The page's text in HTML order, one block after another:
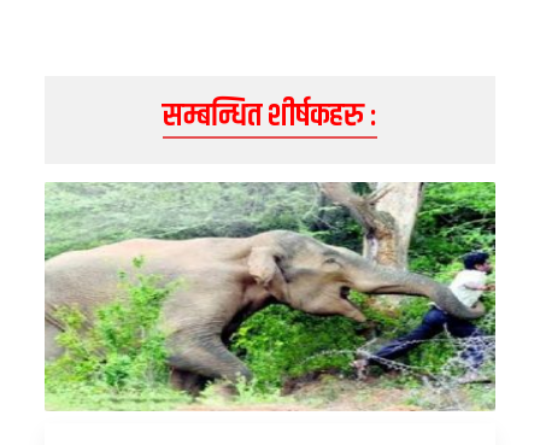
सम्बन्धित शीर्षकहरु :